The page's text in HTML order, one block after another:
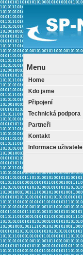
Menu
Home
Kdo jsme
Připojení
Technická podpora
Partneři
Kontakt
Informace uživatele